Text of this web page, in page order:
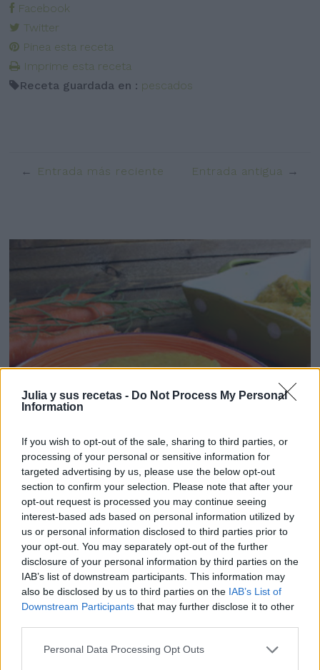
Julia y sus recetas - Do Not Process My Personal
Information
If you wish to opt-out of the sale, sharing to third parties, or
processing of your personal or sensitive information for
targeted advertising by us, please use the below opt-out
section to confirm your selection. Please note that after your
opt-out request is processed you may continue seeing
interest-based ads based on personal information utilized by
us or personal information disclosed to third parties prior to
your opt-out. You may separately opt-out of the further
disclosure of your personal information by third parties on the
IAB’s list of downstream participants. This information may
also be disclosed by us to third parties on the IAB’s List of
Downstream Participants that may further disclose it to other
Personal Data Processing Opt Outs
Facebook
Twitter
Pinea esta receta
Imprime esta receta
Receta guardada en : pescados
Entrada más reciente Entrada antigua
FILETES DE MERLUZA EN SALSA DE ZANA...